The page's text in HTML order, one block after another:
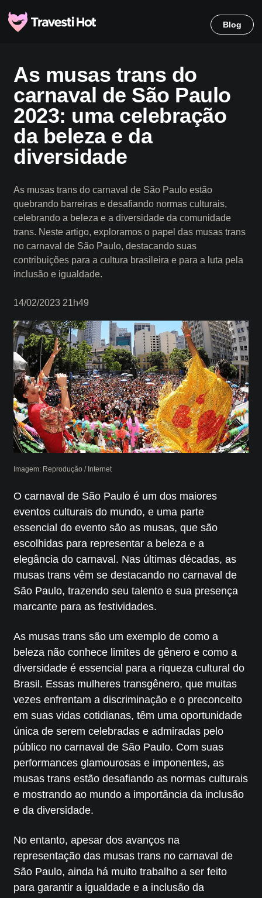
Blog
As musas trans do
carnaval de São Paulo
2023: uma celebração
da beleza e da
diversidade
As musas trans do carnaval de São Paulo estão
quebrando barreiras e desafiando normas culturais,
celebrando a beleza e a diversidade da comunidade
trans. Neste artigo, exploramos o papel das musas trans
no carnaval de São Paulo, destacando suas
contribuições para a cultura brasileira e para a luta pela
inclusão e igualdade.
14/02/2023 21h49
Imagem: Reprodução / Internet
O carnaval de São Paulo é um dos maiores
eventos culturais do mundo, e uma parte
essencial do evento são as musas, que são
escolhidas para representar a beleza e a
elegância do carnaval. Nas últimas décadas, as
musas trans vêm se destacando no carnaval de
São Paulo, trazendo seu talento e sua presença
marcante para as festividades.
As musas trans são um exemplo de como a
beleza não conhece limites de gênero e como a
diversidade é essencial para a riqueza cultural do
Brasil. Essas mulheres transgênero, que muitas
vezes enfrentam a discriminação e o preconceito
em suas vidas cotidianas, têm uma oportunidade
única de serem celebradas e admiradas pelo
público no carnaval de São Paulo. Com suas
performances glamourosas e imponentes, as
musas trans estão desafiando as normas culturais
e mostrando ao mundo a importância da inclusão
e da diversidade.
No entanto, apesar dos avanços na
representação das musas trans no carnaval de
São Paulo, ainda há muito trabalho a ser feito
para garantir a igualdade e a inclusão da